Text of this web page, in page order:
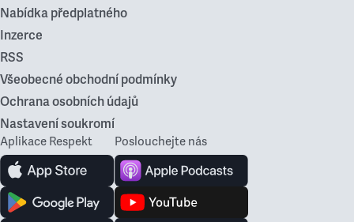
Nabídka předplatného
Inzerce
RSS
Všeobecné obchodní podmínky
Ochrana osobních údajů
Nastavení soukromí
Aplikace Respekt Poslouchejte nás